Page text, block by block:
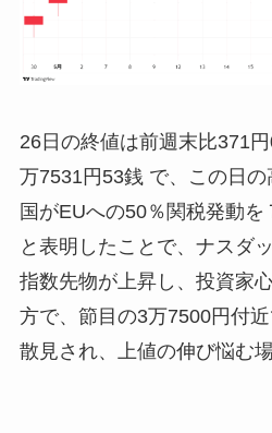
26日の終値は前週末比371
万7531円53銭 で、この日
国がEUへの50％関税発動
と表明したことで、ナスダ
指数先物が上昇し、投資家
方で、節目の3万7500円付
散見され、上値の伸び悩む